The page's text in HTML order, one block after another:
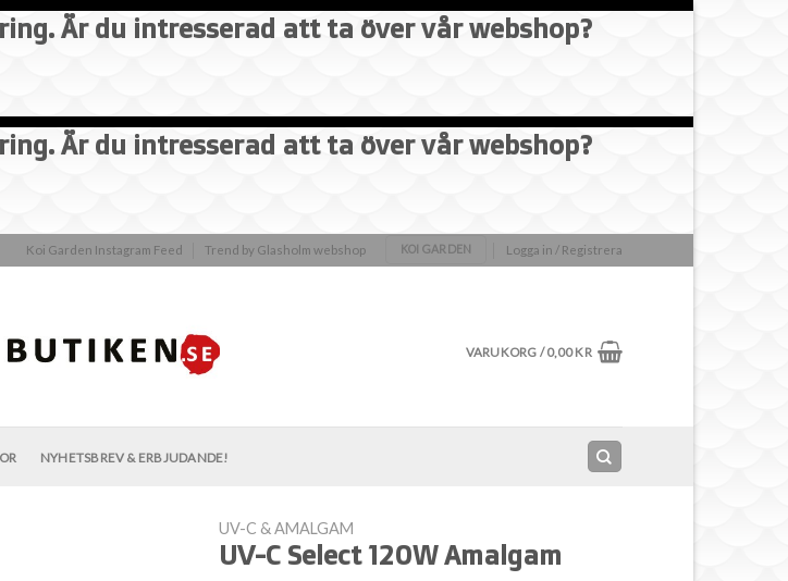
Är du intresserad att ta över vår webshop?
Är du intresserad att ta över vår webshop?
Koi Garden Instagram Feed Trend by Glasholm webshop KOI GARDEN Logga in / Registrera
VARUKORG /0,00KR
NYHETSBREV & ERBJUDANDE!
UV-C & AMALGAM
UV-C Select 120W Amalgam